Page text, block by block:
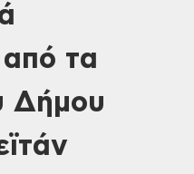
από τα
Δήμου